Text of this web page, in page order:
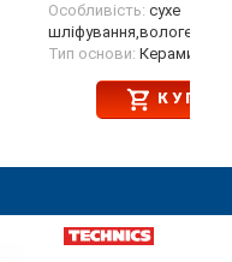
Особливість: сухе
шліфування,вологе
Тип основи: